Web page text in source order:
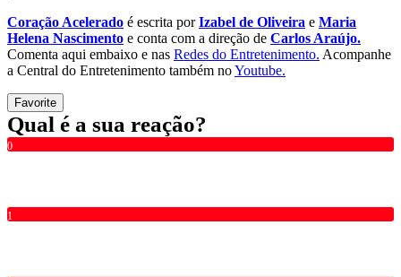
Coração Acelerado é escrita porIzabel de Oliveira e Maria
Helena Nascimento e conta com a direção de Carlos Araújo.
Comenta aqui embaixo e nas Redes do Entretenimento. Acompanhe
a Central do Entretenimento também noYoutube.
Favorite
Qual é a sua reação?
0
1